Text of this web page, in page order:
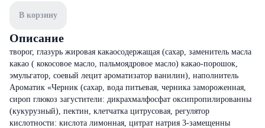
В корзину
Описание
творог, глазурь жировая какаосодержащая (сахар, заменитель масла
какао ( кокосовое масло, пальмоядровое масло) какао-порошок,
эмульгатор, соевый лецит ароматизатор ванилин), наполнитель
Ароматик «Черник (сахар, вода питьевая, черника замороженная,
сироп глюкоз загустители: дикрахмалфосфат оксипропилированны
(кукурузный), пектин, клетчатка цитрусовая, регулятор
кислотности: кислота лимонная, цитрат натрия 3-замещенны